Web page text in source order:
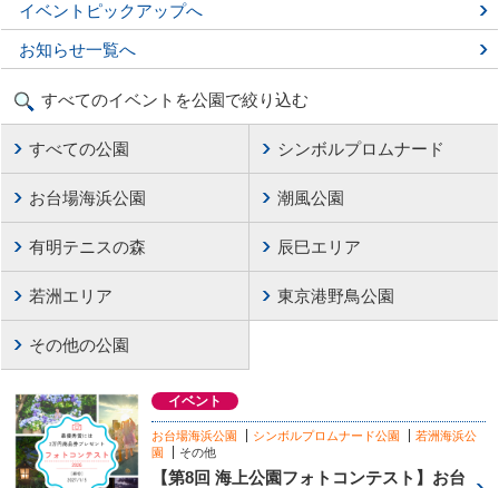
イベントピックアップへ
お知らせ一覧へ
すべてのイベントを公園で絞り込む
すべての公園 シンボルプロムナード
お台場海浜公園 潮風公園
有明テニスの森 辰巳エリア
若洲エリア 東京港野鳥公園
その他の公園
イベント
お台場海浜公園 シンボルプロムナード公園
若洲海浜公
園
その他
【第8回 海上公園フォトコンテスト】お台